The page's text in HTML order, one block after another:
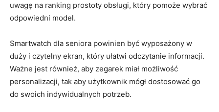
uwagę na ranking prostoty obsługi, który pomoże wybrać
odpowiedni model.
Smartwatch dla seniora powinien być wyposażony w
duży ⁣i czytelny ekran,⁣ który ułatwi odczytanie informacji.
Ważne jest również, aby ⁤zegarek miał możliwość
⁤personalizacji, tak aby ⁣użytkownik mógł dostosować go
do ⁤swoich indywidualnych potrzeb.